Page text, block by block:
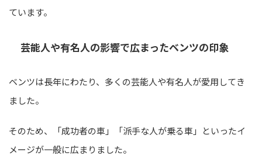
ています。
芸能人や有名人の影響で広まったベンツの印象
ベンツは長年にわたり、多くの芸能人や有名人が愛用してき
ました。
そのため、「成功者の車」「派手な人が乗る車」といったイ
メージが一般に広まりました。